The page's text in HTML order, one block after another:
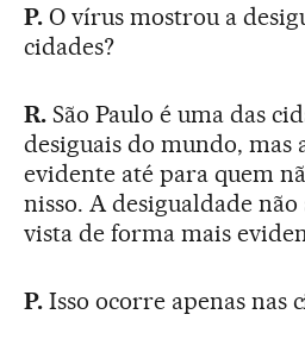
P. O vírus mostrou a
cidades?
R.São Paulo é uma das
desiguais do mundo, mas
evidente até para quem
nisso. A desigualdade
vista de forma mais
P.Isso ocorre apenas nas